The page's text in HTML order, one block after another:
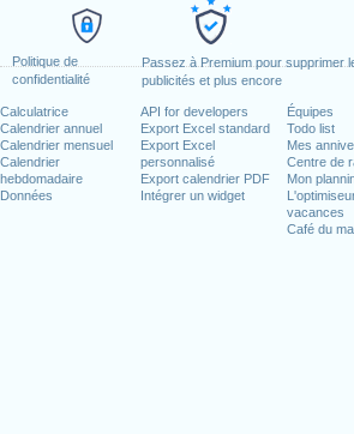
Politique de
confidentialité
Passez à Premium pour supprimer
publicités et plus encore
Calculatrice
Calendrier annuel
Calendrier mensuel
Calendrier
hebdomadaire
Données
API for developers
Export Excel standard
Export Excel
personnalisé
Export calendrier PDF
Intégrer un widget
Équipes
Todo list
Mes
Centre de
Mon
vacances
Café du
juin 18, 2021
: lundi, juillet 5, 2021
2021
2021
2021
décembre 24, 2021
: vendredi, décembre 31, 2021